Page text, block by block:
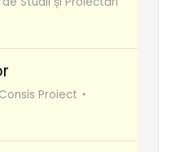
Consis Proiect